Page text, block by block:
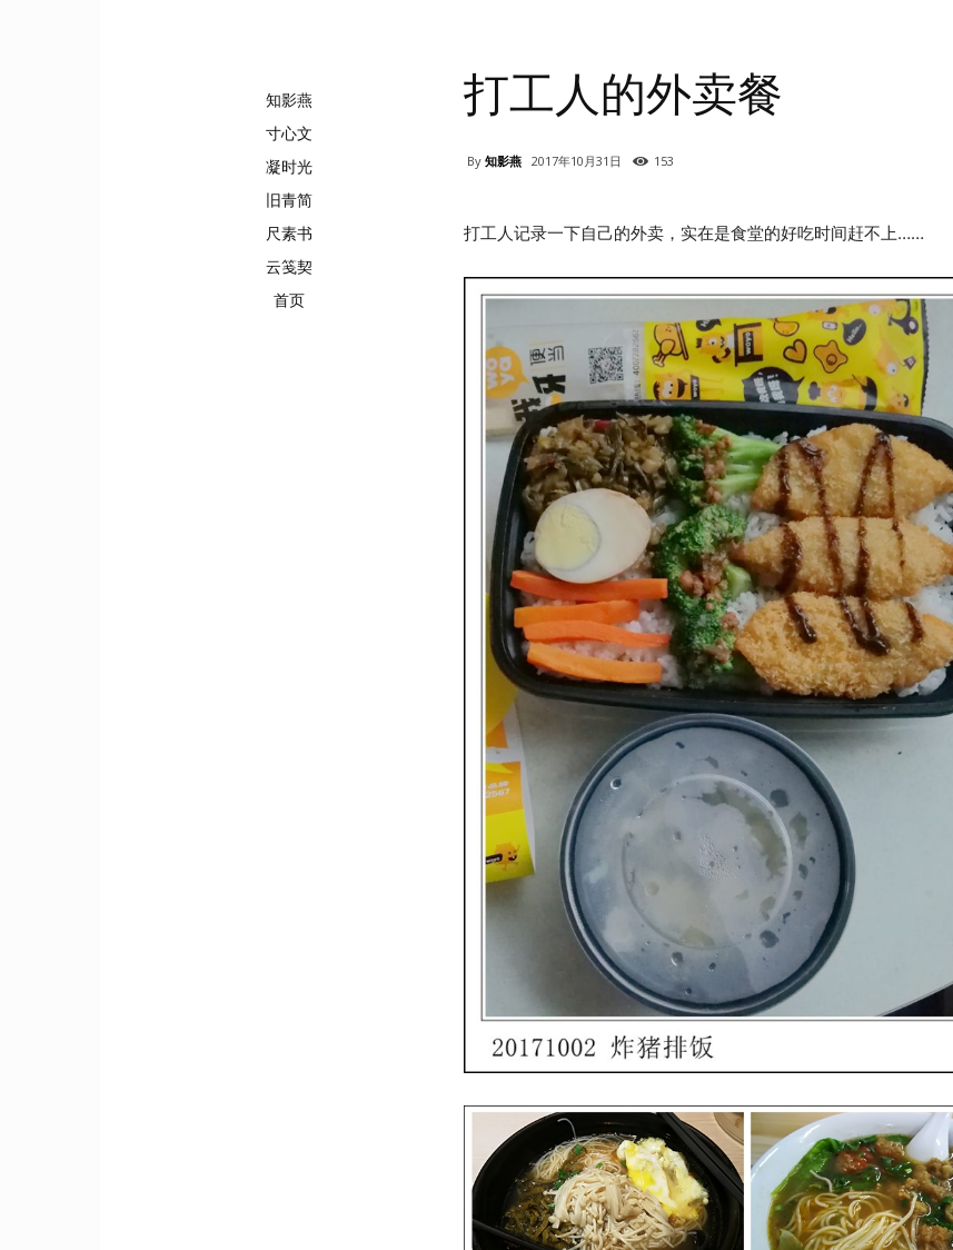
知影燕
寸心文
凝时光
旧青简
尺素书
云笺契
首页
打工人的外卖餐
By 知影燕 2017年10月31日 153
打工人记录一下自己的外卖，实在是食堂的好吃时间赶不上……